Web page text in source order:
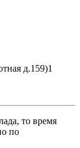
д.159)1
то время
по